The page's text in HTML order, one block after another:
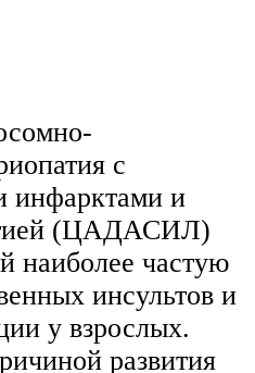
с
инфарктами и
(ЦАДАСИЛ)
наиболее частую
инсультов и
у взрослых.
развития